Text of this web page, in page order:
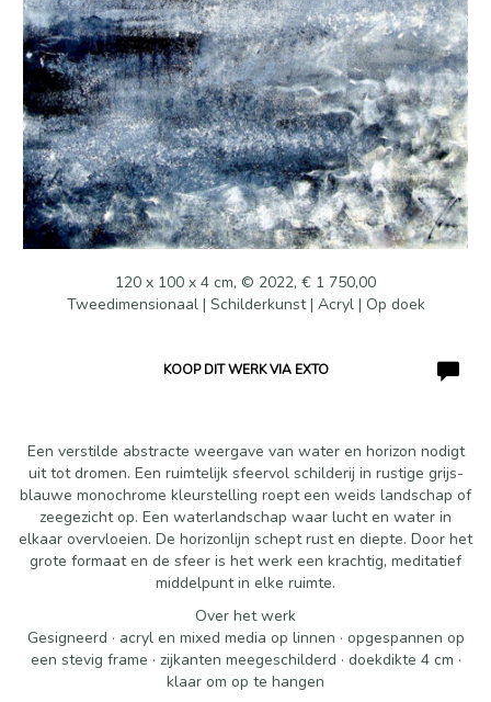
120 x 100 x 4 cm, © 2022, € 1 750,00
Tweedimensionaal | Schilderkunst | Acryl | Op doek
KOOP DIT WERK VIA EXTO
Een verstilde abstracte weergave van water en horizon nodigt
uit tot dromen. Een ruimtelijk sfeervol schilderij in rustige grijs-
blauwe monochrome kleurstelling roept een weids landschap of
zeegezicht op. Een waterlandschap waar lucht en water in
elkaar overvloeien. De horizonlijn schept rust en diepte. Door het
grote formaat en de sfeer is het werk een krachtig, meditatief
middelpunt in elke ruimte.
Over het werk
Gesigneerd · acryl en mixed media op linnen · opgespannen op
een stevig frame · zijkanten meegeschilderd · doekdikte 4 cm ·
klaar om op te hangen